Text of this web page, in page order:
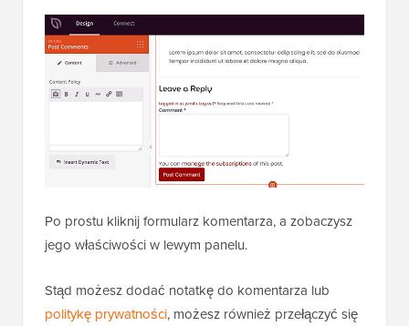
Po prostu kliknij formularz komentarza, a zobaczysz
jego właściwości w lewym panelu.
Stąd możesz dodać notatkę do komentarza lub
politykę prywatności, możesz również przełączyć się